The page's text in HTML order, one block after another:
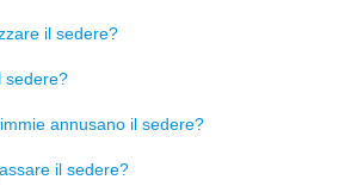
il sedere?
sedere?
annusano il sedere?
il sedere?